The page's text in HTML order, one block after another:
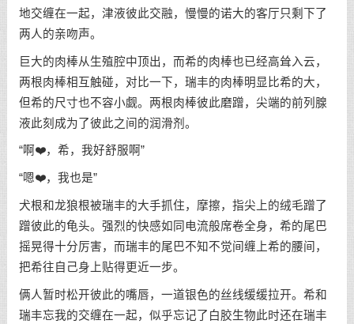
地交缠在一起，津液彼此交融，慢慢的诺大的客厅只剩下了
两人的亲吻声。
巨大的肉棒从生殖腔中顶出，而希的肉棒也已经高耸入云，
两根肉棒相互触碰，对比一下，瑞丰的肉棒明显比希的大，
但希的尺寸也不容小觑。两根肉棒彼此磨蹭，尖端的前列腺
液此刻成为了彼此之间的润滑剂。
“啊❤️，希，我好舒服啊”
“嗯❤️，我也是”
犬根和龙狼根被瑞丰的大手抓住，摩擦，指尖上的绒毛蹭了
蹭彼此的龟头。强烈的快感如同电流般席卷全身，希的尾巴
摇晃得十分厉害，而瑞丰的尾巴不知不觉间缠上希的腰间，
把希往自己身上贴得更近一步。
俩人暂时松开彼此的嘴唇，一道银色的丝线缓缓拉开。希和
瑞丰忘我的交缠在一起，似乎忘记了白胶生物此时还在瑞丰